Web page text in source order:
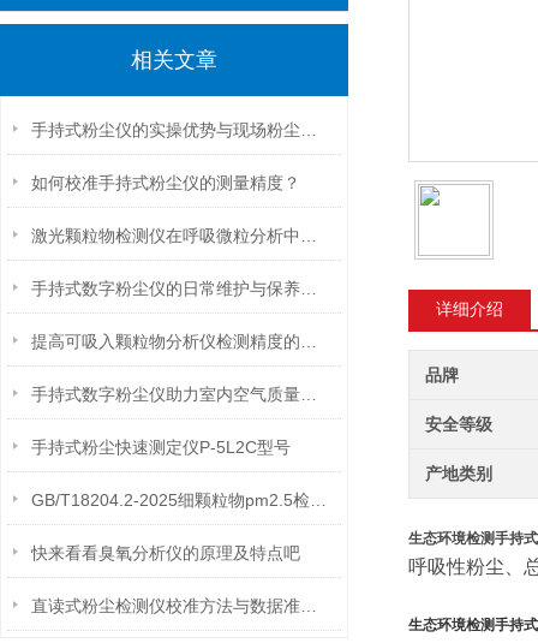
相关文章
如何校准手持式粉尘仪的测量精度？
手持式粉尘快速测定仪P-5L2C型号
快来看看臭氧分析仪的原理及特点吧
详细介绍
品牌
安全等级
产地类别
生态环境检测手持
呼吸性粉尘、
生态环境检测手持